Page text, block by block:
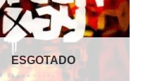
Adicionar
a lista de
desejos
ESGOTADO